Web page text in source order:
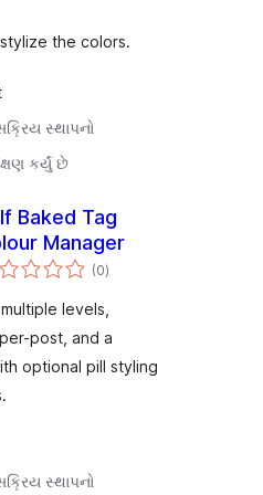
the colors.
સ્થાપનો
કર્યું છે
Baked Tag
Manager
(0કુલ
રેટિંગ્સ
)
levels,
post, and a
optional pill styling
સ્થાપનો